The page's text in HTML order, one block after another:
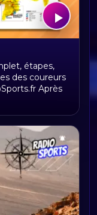
étapes,
des coureurs
Après